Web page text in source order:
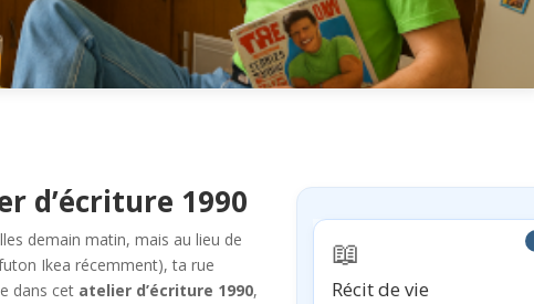
d’écriture 1990
demain matin, mais au lieu de
Ikea récemment), ta rue
dans cet atelier d’écriture 1990,
📖
Récit de vie